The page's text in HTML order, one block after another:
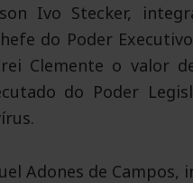
Ivo Stecker,
do Poder
Clemente o valor
do Poder
Adones de Campos,